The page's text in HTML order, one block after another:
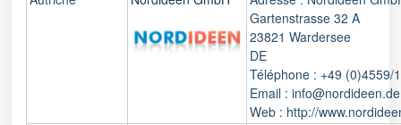
Gartenstrasse 32 A
23821 Wardersee
DE
Téléphone : +49 (0)4559/
Email : info@nordideen.de
Web : http://